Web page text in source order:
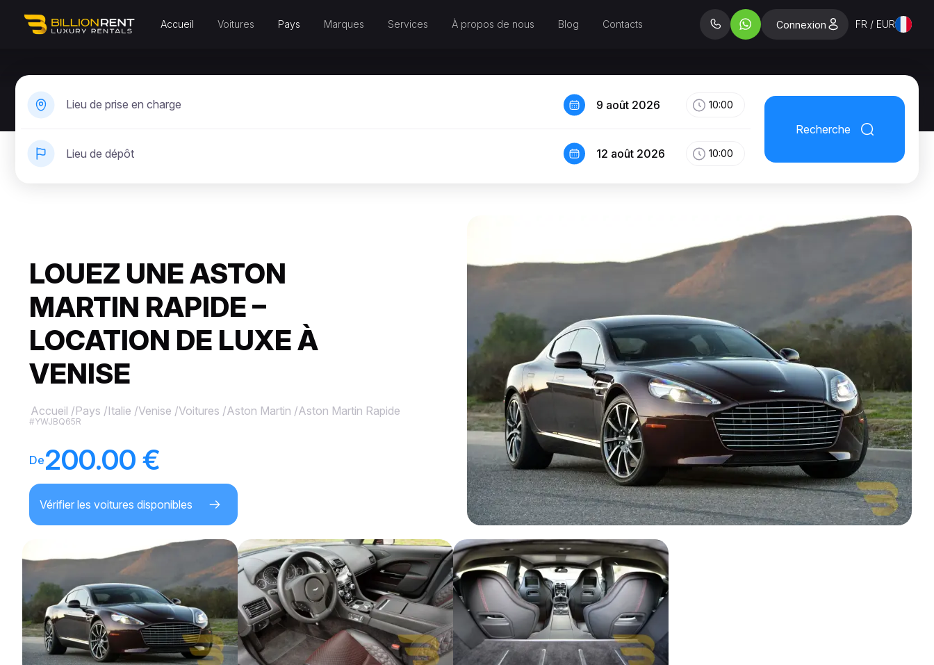
Accueil Voitures Pays Marques Services À propos de nous Blog Contacts Connexion FR / EUR
Lieu de prise en charge
Lieu de dépôt
9 août 2026 10:00
12 août 2026 10:00
Recherche
LOUEZ UNE ASTON
MARTIN RAPIDE –
LOCATION DE LUXE À
VENISE
Accueil /Pays /Italie /Venise /Voitures /Aston Martin /Aston Martin Rapide
#YWJBQ65R
De200.00 €
Vérifier les voitures disponibles